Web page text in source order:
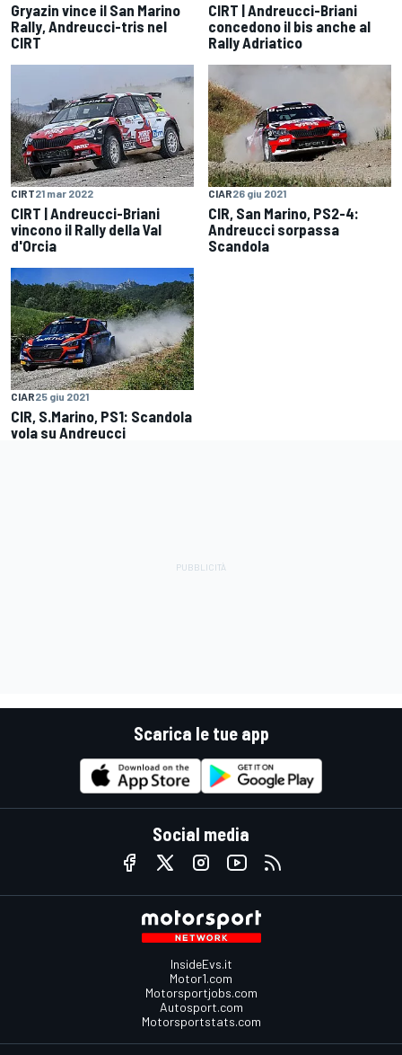
Gryazin vince il San Marino
Rally, Andreucci-tris nel
CIRT
CIRT | Andreucci-Briani
concedono il bis anche al
Rally Adriatico
CIRT21 mar 2022
CIRT | Andreucci-Briani
vincono il Rally della Val
d'Orcia
CIAR26 giu 2021
CIR, San Marino, PS2-4:
Andreucci sorpassa
Scandola
CIAR25 giu 2021
CIR, S.Marino, PS1: Scandola
vola su Andreucci
Scarica le tue app
Social media
InsideEvs.it
Motor1.com
Motorsportjobs.com
Autosport.com
Motorsportstats.com